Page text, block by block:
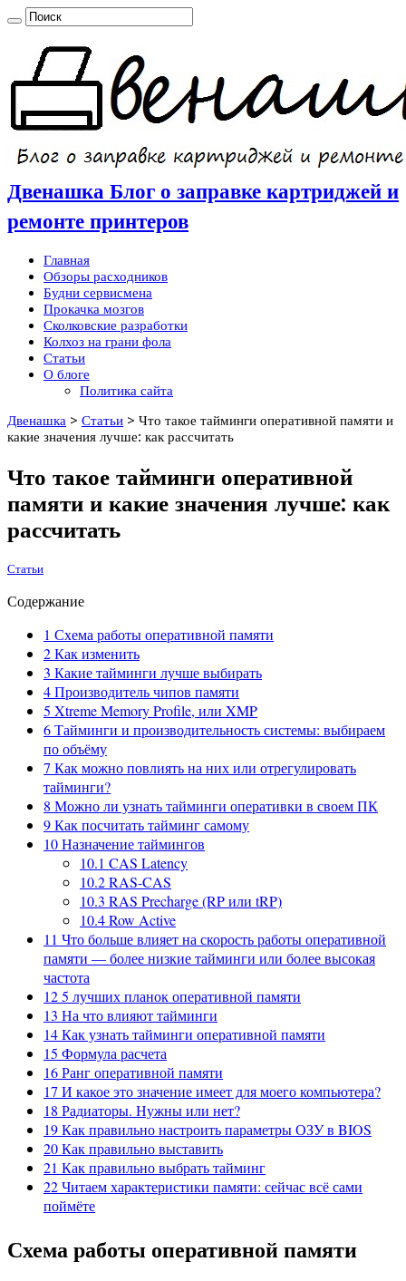
Двенашка Блог о заправке картриджей и
ремонте принтеров
Главная
Обзоры расходников
Будни сервисмена
Прокачка мозгов
Сколковские разработки
Колхоз на грани фола
Статьи
О блоге
Политика сайта
Двенашка > Статьи > Что такое тайминги оперативной памяти и
какие значения лучше: как рассчитать
Что такое тайминги оперативной
памяти и какие значения лучше: как
рассчитать
Статьи
Содержание
1 Схема работы оперативной памяти
2Как изменить
3 Какие тайминги лучше выбирать
4Производитель чипов памяти
5 Xtreme Memory Profile, или XMP
6Тайминги и производительность системы: выбираем
по объёму
7 Как можно повлиять на них или отрегулировать
тайминги?
8 Можно ли узнать тайминги оперативки в своем ПК
9Как посчитать тайминг самому
10Назначение таймингов
10.1 CAS Latency
10.2RAS-CAS
10.3 RAS Precharge (RP или tRP)
10.4Row Active
11 Что больше влияет на скорость работы оперативной
памяти — более низкие тайминги или более высокая
частота
125 лучших планок оперативной памяти
13 На что влияют тайминги
14Как узнать тайминги оперативной памяти
15 Формула расчета
16Ранг оперативной памяти
17 И какое это значение имеет для моего компьютера?
18 Радиаторы. Нужны или нет?
19Как правильно настроить параметры ОЗУ в BIOS
20Как правильно выставить
21 Как правильно выбрать тайминг
22Читаем характеристики памяти: сейчас всё сами
поймёте
Схема работы оперативной памяти